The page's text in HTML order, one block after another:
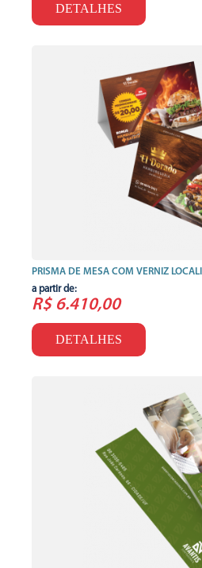
DETALHES
PRISMA DE MESA COM VERNIZ
a partir de:
R$ 6.410,00
DETALHES